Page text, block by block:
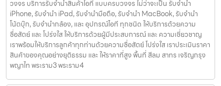
วงจร บริการรับจำนำสินค้าไอที แบบครบวงจร ไม่ว่าจะเป็น รับจำนำ
iPhone, รับจำนำ iPad, รับจำนำมือถือ, รับจำนำ MacBook, รับจำนำ
โน้ตบุ๊ก, รับจำนำกล้อง, และ อุปกรณ์ไอที ทุกชนิด ให้บริการด้วยความ
ซื่อสัตย์ และ โปร่งใส ให้บริการด้วยผู้มีประสบการณ์ และ ความเชี่ยวชาญ
เราพร้อมให้บริการลูกค้าทุกท่านด้วยความซื่อสัตย์ โปร่งใส เราประเมินราคา
สินค้าของคุณอย่างยุติธรรม และ ให้ราคาที่สูง พื้นที่ สีลม สาทร เจริญกรุง
พญาไท พระราม3 พระราม4